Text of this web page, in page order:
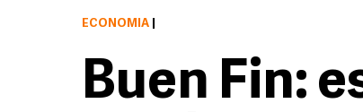
ECONOMÍA
Buen Fin: